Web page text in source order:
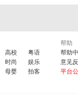
高校
粤语
时尚
娱乐
母婴 拍客
帮助
帮助
意见
平台